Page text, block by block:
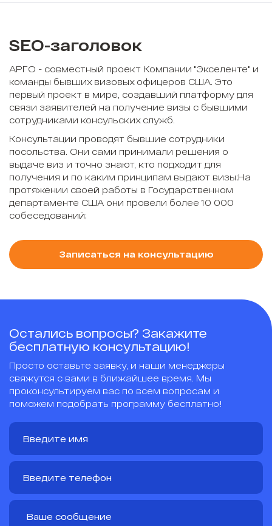
SEO-заголовок
АРГО - совместный проект Компании "Экселенте" и
команды бывших визовых офицеров США. Это
первый проект в мире, создавший платформу для
связи заявителей на получение визы с бывшими
сотрудниками консульских служб.
Консультации проводят бывшие сотрудники
посольства. Они сами принимали решения о
выдаче виз и точно знают, кто подходит для
получения и по каким принципам выдают визы;На
протяжении своей работы в Государственном
департаменте США они провели более 10 000
собеседований;
Записаться на консультацию
Остались вопросы? Закажите
бесплатную консультацию!
Просто оставьте заявку, и наши менеджеры
свяжутся с вами в ближайшее время. Мы
проконсультируем вас по всем вопросам и
поможем подобрать программу бесплатно!